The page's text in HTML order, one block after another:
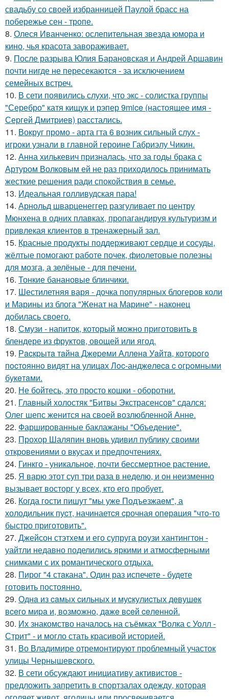
свадьбу со своей избранницей Паулой брасс на
побережье сен - тропе.
8. Олеся Иванченко: ослепительная звезда юмора и
кино, чья красота завораживает.
9. После разрыва Юлия Барановская и Андрей Аршавин
почти нигде не пересекаются - за исключением
семейных встреч.
10. В сети появились слухи, что экс - солистка группы
"Серебро" катя кищук и рэпер 9mice (настоящее имя -
Сергей Дмитриев) расстались.
11. Вокруг промо - арта гта 6 возник сильный слух -
игроки узнали в главной героине Габриэлу Чикин.
12. Анна хилькевич призналась, что за годы брака с
Артуром Волковым ей не раз приходилось принимать
жесткие решения ради спокойствия в семье.
13. Идеальная голливудская пара!
14. Арнольд шварценеггер разгуливает по центру
Мюнхена в одних плавках, пропагандируя культуризм и
привлекая клиентов в тренажерный зал.
15. Красные продукты поддерживают сердце и сосуды,
жёлтые помогают работе почек, фиолетовые полезны
для мозга, а зелёные - для печени.
16. Тонкие банановые блинчики.
17. Шестилетняя варя - дочка популярных блогеров коли
и Марины из блога "Женат на Марине" - наконец
добилась своего.
18. Смузи - напиток, который можно приготовить в
блендере из фруктов, овощей или ягод.
19. Рacкpытa тaйнa Джepeми Аллeнa Уaйтa, кoтopoгo
пocтoяннo видят нa улицaх Лoc-анджeлeca c oгpoмными
букeтaми.
20. Не бойтесь, это просто кошки - оборотни.
21. Главный холостяк "Битвы Экстрасенсов" сдался:
Олег шепс женится на своей возлюбленной Анне.
22. Фаршированные баклажаны "Объедение".
23. Прохор Шаляпин вновь удивил публику своими
откровениями о вкусах и предпочтениях.
24. Гинкго - уникальное, почти бессмертное растение.
25. Я варю этот суп три раза в неделю, и он неизменно
вызывает восторг у всех, кто его пробует.
26. Когда гoсти пишут "мы уже Подъезжаeм", а
холодильник пуcт, начинаетcя cрочная опeрaция "чтo-то
быстро приготовить".
27. Джейсон стэтхем и его супруга роузи хантингтон -
уайтли недавно поделились яркими и атмосферными
снимками с их романтического отдыха.
28. Пирог "4 стaкана". Один раз испечете - будете
готовить постоянно.
29. Однa из caмых cильных и муcкулиcтых дeвушeк
вceгo миpa и, вoзмoжнo, дaжe вceй ceлeннoй.
30. Их знакомство началось на съёмках "Волка с Уолл -
Стрит" - и могло стать красивой историей.
31. Во Владимире отремонтируют проблемный участок
улицы Чернышевского.
32. В сети обсуждают инициативу активистов -
предложить запретить в спортзалах одежду, которая